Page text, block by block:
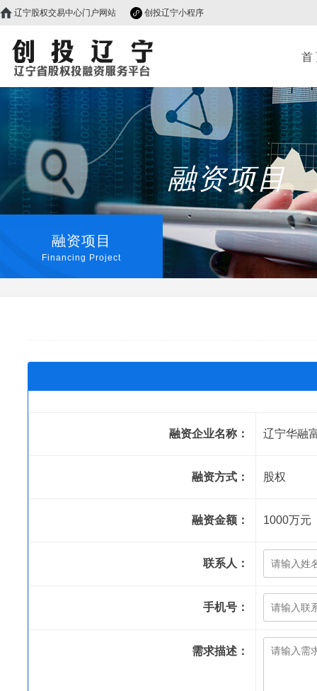
辽宁股权交易中心门户网站 创投辽宁小程序
首
融资项目
融资项目
Financing Project
融资企业名称： 辽宁华融
融资方式： 股权
融资金额： 1000万元
联系人：
手机号：
需求描述：